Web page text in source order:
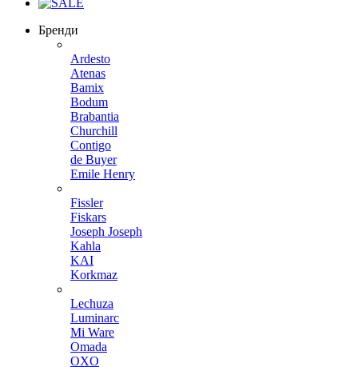
Бренди
Ardesto
Atenas
Bamix
Bodum
Brabantia
Churchill
Contigo
de Buyer
Emile Henry
Fissler
Fiskars
Joseph Joseph
Kahla
KAI
Korkmaz
Lechuza
Luminarc
Mi Ware
Omada
OXO